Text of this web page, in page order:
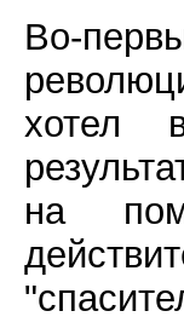
Во-
хотел
на